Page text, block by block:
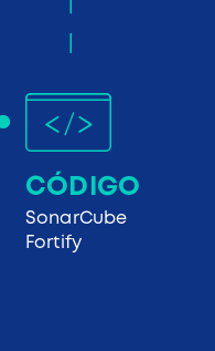
CÓDIGO
SonarCube
Fortify